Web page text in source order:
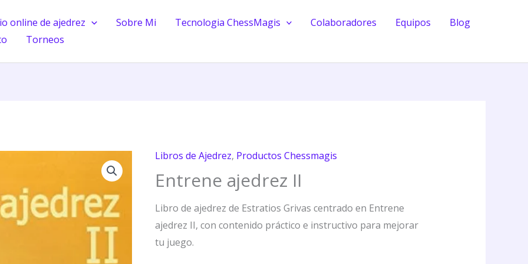
online de ajedrez Sobre Mi Tecnologia ChessMagis Colaboradores Equipos
Blog
Torneos
Libros de Ajedrez, Productos Chessmagis
Entrene ajedrez II
Libro de ajedrez de Estratios Grivas centrado en Entrene
ajedrez II, con contenido práctico e instructivo para mejorar
tu juego.
Entrene
ajedrez
cantidad